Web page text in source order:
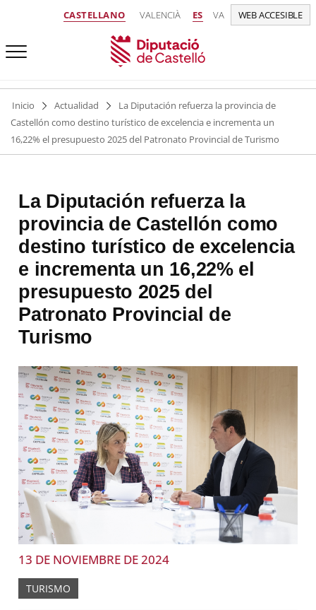
CASTELLANO VALENCIÀ ES VA WEB ACCESIBLE
Inicio Actualidad
La Diputación refuerza la provincia de
Castellón como destino turístico de excelencia e incrementa un
16,22% el presupuesto 2025 del Patronato Provincial de Turismo
La Diputación refuerza la
provincia de Castellón como
destino turístico de excelencia
e incrementa un 16,22% el
presupuesto 2025 del
Patronato Provincial de
Turismo
13 DE NOVIEMBRE DE 2024
TURISMO